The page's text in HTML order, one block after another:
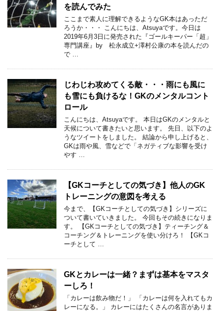
を読んでみた
ここまで素人に理解できるようなGK本はあっただ
ろうか・・・ こんにちは、Atsuyaです。今日は
2019年6月3日に発売された『ゴールキーパー「超」
専門講座』by 松永成立+澤村公康の本を読んだの
で …
じわじわ攻めてくる敵・・・雨にも風に
も雪にも負けるな！GKのメンタルコント
ロール
こんにちは、Atsuyaです。 本日はGKのメンタルと
天候について書きたいと思います。 先日、以下のよ
うなツイートをしました。 結論から申し上げると、
GKは雨や風、雪などで「ネガティブな影響を受け
やす …
【GKコーチとしての気づき】他人のGK
トレーニングの意図を考える
今まで、【GKコーチとしての気づき】シリーズに
ついて書いていきました。 今回もその続きになりま
す。 【GKコーチとしての気づき】ティーチング＆
コーチング＆トレーニングを使い分けろ！ 【GKコ
ーチとして …
GKとカレーは一緒？まずは基本をマスタ
ーしろ！
「カレーは飲み物だ！」 「カレーは何を入れてもカ
レーになる。」 カレーにはたくさんの名言がありま